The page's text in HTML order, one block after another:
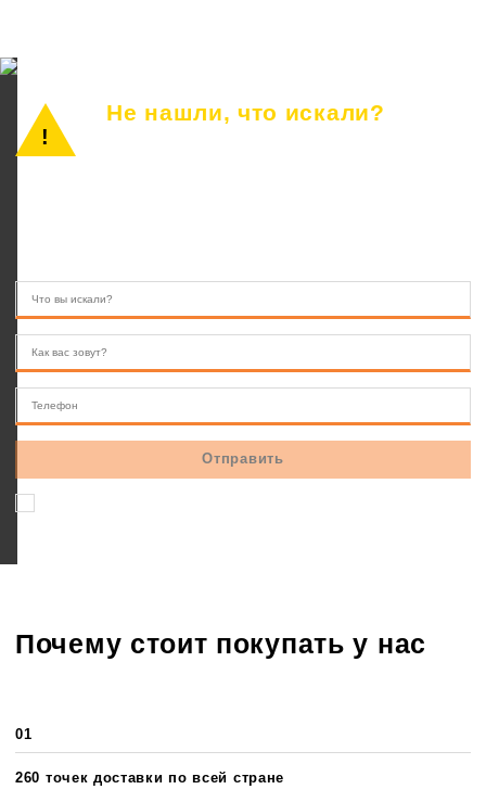
Не нашли, что искали?
Почему стоит покупать у нас
01
260 точек доставки по всей стране